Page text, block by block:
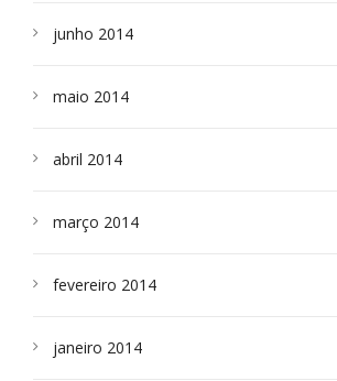
junho 2014
maio 2014
abril 2014
março 2014
fevereiro 2014
janeiro 2014